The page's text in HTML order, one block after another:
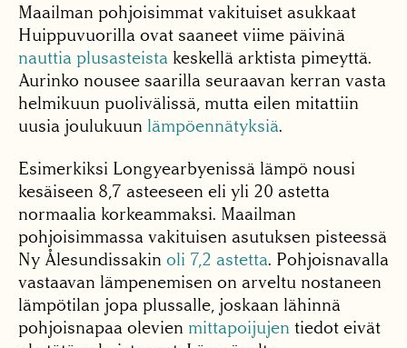
Maailman pohjoisimmat vakituiset asukkaat
Huippuvuorilla ovat saaneet viime päivinä
nauttia plusasteista keskellä arktista pimeyttä.
Aurinko nousee saarilla seuraavan kerran vasta
helmikuun puolivälissä, mutta eilen mitattiin
uusia joulukuun lämpöennätyksiä.
Esimerkiksi Longyearbyenissä lämpö nousi
kesäiseen 8,7 asteeseen eli yli 20 astetta
normaalia korkeammaksi. Maailman
pohjoisimmassa vakituisen asutuksen pisteessä
Ny Ålesundissakin oli 7,2 astetta. Pohjoisnavalla
vastaavan lämpenemisen on arveltu nostaneen
lämpötilan jopa plussalle, joskaan lähinnä
pohjoisnapaa olevien mittapoijujen tiedot eivät